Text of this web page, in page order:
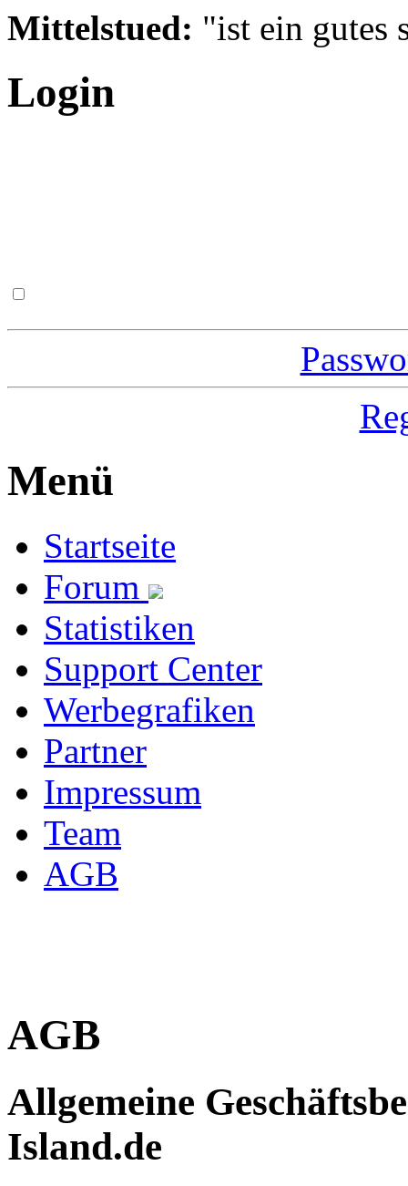
Mittelstued: "ist ein gutes
Login
Menü
Startseite
Forum
Statistiken
Support Center
Werbegrafiken
Partner
Impressum
Team
AGB
AGB
Allgemeine
Island.de